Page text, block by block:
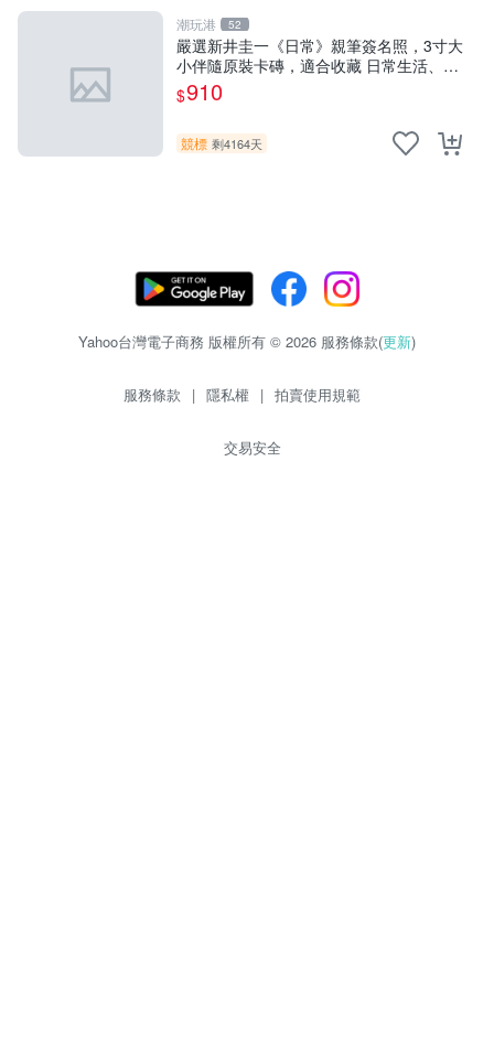
潮玩港 52
嚴選新井圭一《日常》親筆簽名照，3寸大
小伴隨原裝卡磚，適合收藏 日常生活、藝
術品、 SignedPhoto
$910
競標 剩4164天
Yahoo台灣電子商務 版權所有 © 2026 服務條款(更新)
服務條款 | 隱私權 | 拍賣使用規範
交易安全